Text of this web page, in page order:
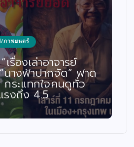
ภาพยนตร์
รื่องเล่าอาจารย์
างฟ้าปากจัด” ฟาด
กระแทกใจคนดูทั่ว
รงถึง 4.5